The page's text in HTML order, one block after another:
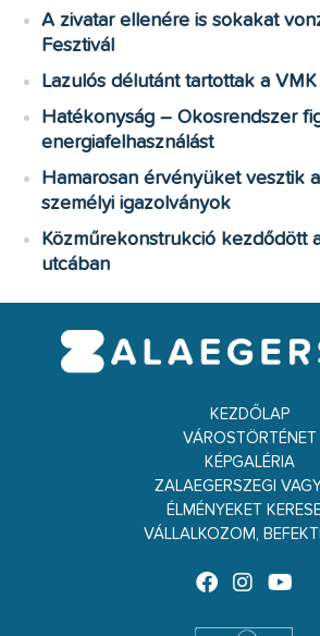
A zivatar ellenére is sokakat
Fesztivál
Lazulós délutánt tartottak a
Hatékonyság – Okosrendszer
energiafelhasználást
Hamarosan érvényüket vesztik
személyi igazolványok
Közműrekonstrukció kezdődött
utcában
KEZDŐLAP
VÁROSTÖRTÉNET
KÉPGALÉRIA
ZALAEGERSZEGI
ÉLMÉNYEKET
VÁLLALKOZOM,